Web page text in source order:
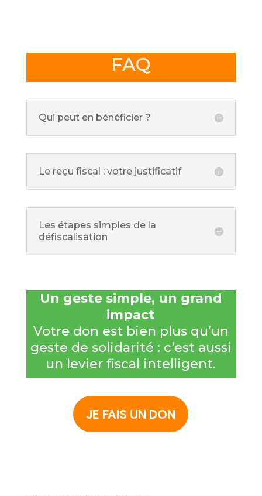
FAQ
Qui peut en bénéficier ?
Le reçu fiscal : votre justificatif
Les étapes simples de la
défiscalisation
Un geste simple, un grand
impact
Votre don est bien plus qu’un
geste de solidarité : c’est aussi
un levier fiscal intelligent.
JE FAIS UN DON